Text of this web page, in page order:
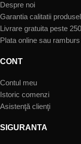
Despre noi
Garantia calitatii
Livrare gratuita peste
Plata online sau
CONT
Contul meu
Istoric comenzi
Asistenţă clienţi
SIGURANTA